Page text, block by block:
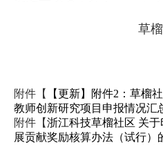
草
附件【
【更新】附件2：草榴
教师创新研究项目申报情况汇
附件【浙江科技草榴社区 关
展贡献奖励核算办法（试行）